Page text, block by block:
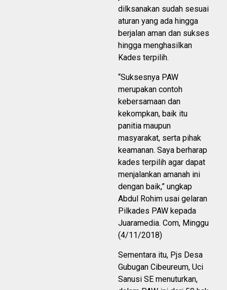
dilksanakan sudah sesuai
aturan yang ada hingga
berjalan aman dan sukses
hingga menghasilkan
Kades terpilih.
“Suksesnya PAW
merupakan contoh
kebersamaan dan
kekompkan, baik itu
panitia maupun
masyarakat, serta pihak
keamanan. Saya berharap
kades terpilih agar dapat
menjalankan amanah ini
dengan baik,” ungkap
Abdul Rohim usai gelaran
Pilkades PAW kepada
Juaramedia. Com, Minggu
(4/11/2018)
Sementara itu, Pjs Desa
Gubugan Cibeureum, Uci
Sanusi SE menuturkan,